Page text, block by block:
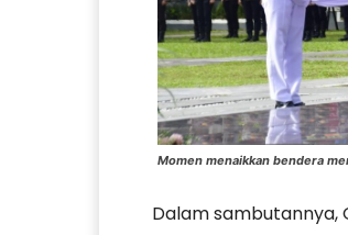
Momen menaikkan bendera
Dalam sambutannya,